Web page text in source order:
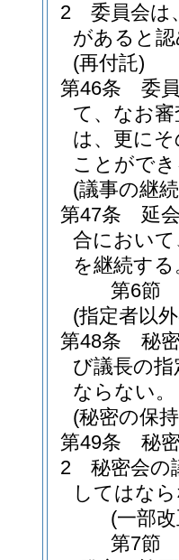
2
委員会は
があると
(再付託)
第46条
委
て、なお
は、更に
ことがで
(議事の継
第47条
延
合におい
を継続する
第6節
(指定者以
第48条
秘
び議長の
ならない。
(秘密の保
第49条
秘
2
秘密会の
してはな
(一部
第7節